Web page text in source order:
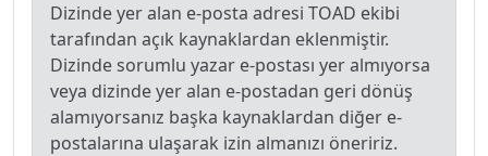
Dizinde yer alan e-posta adresi TOAD ekibi
tarafından açık kaynaklardan eklenmiştir.
Dizinde sorumlu yazar e-postası yer almıyorsa
veya dizinde yer alan e-postadan geri dönüş
alamıyorsanız başka kaynaklardan diğer e-
postalarına ulaşarak izin almanızı öneririz.